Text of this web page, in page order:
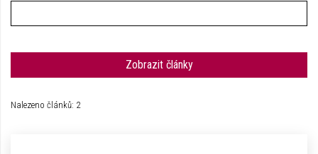
Zobrazit články
Nalezeno článků: 2